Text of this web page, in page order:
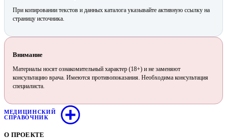
При копировании текстов и данных каталога указывайте активную ссылку на
страницу источника.
Внимание
Материалы носят ознакомительный характер (18+) и не заменяют
консультацию врача. Имеются противопоказания. Необходима консультация
специалиста.
МЕДИЦИНСКИЙ
СПРАВОЧНИК
О ПРОЕКТЕ